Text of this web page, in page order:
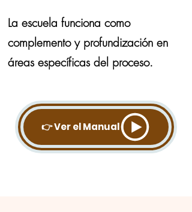
La escuela funciona como
complemento y profundización en
áreas específicas del proceso.
👉 Ver el Manual